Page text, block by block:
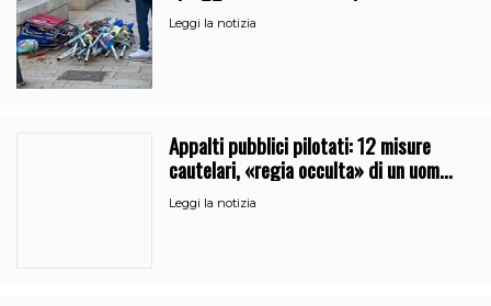
Guardia Costiera
Leggi la notizia
Appalti pubblici pilotati: 12 misure
cautelari, «regia occulta» di un uomo
vicino al clan
Leggi la notizia